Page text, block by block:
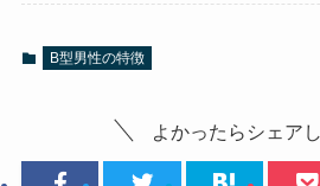
B型男性の特徴
よかったらシェア